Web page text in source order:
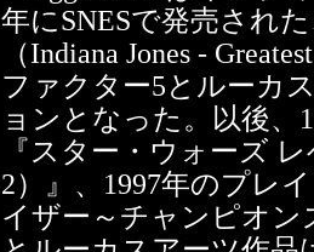
年にSNESで発売され
（Indiana Jones -
ファクター5とルーカ
ョンとなった。以後、
『スター・ウォーズ
2）』、1997年のプレ
イザー～チャンピオン